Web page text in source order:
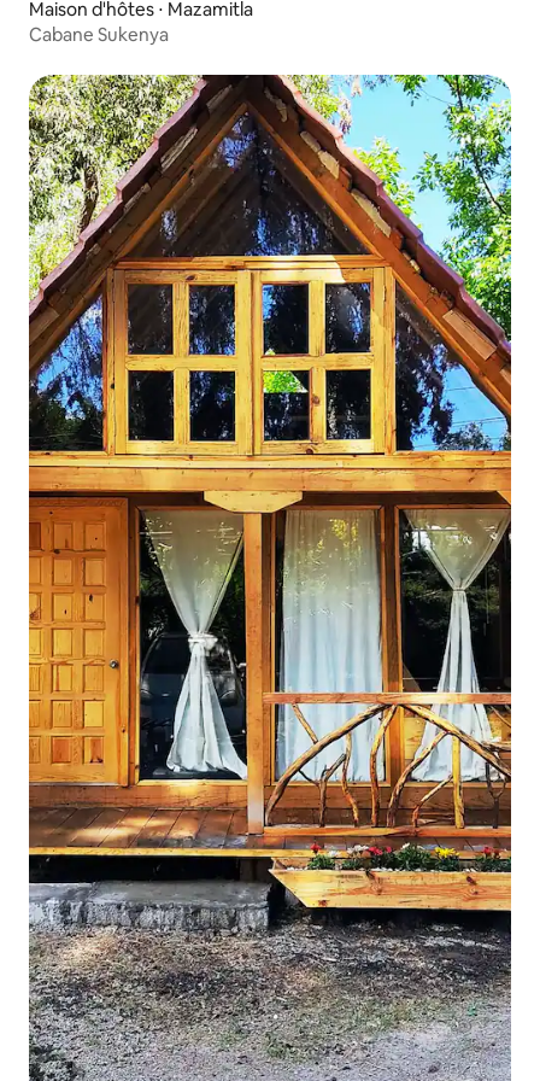
Maison d'hôtes ⋅ Mazamitla
Cabane Sukenya